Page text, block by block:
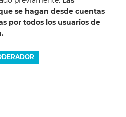
se hagan desde cuentas
por todos los usuarios de